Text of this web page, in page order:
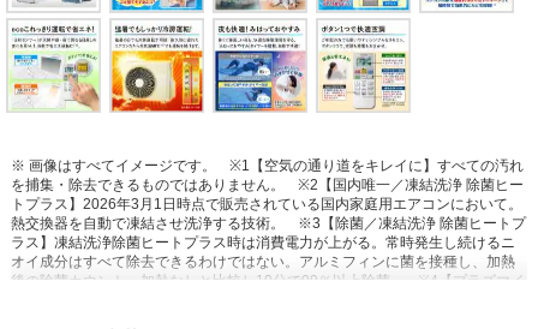
※ 画像はすべてイメージです。
※1【空気の通り道をキレイに】すべての汚れ
を捕集・除去できるものではありません。
※2【国内唯一／凍結洗浄 除菌ヒー
トプラス】2026年3月1日時点で販売されている国内家庭用エアコンにおいて。
熱交換器を自動で凍結させ洗浄する技術。
※3【除菌／凍結洗浄 除菌ヒートプ
ラス】凍結洗浄除菌ヒートプラス時は消費電力が上がる。常時発生し続けるニ
オイ成分はすべて除去できるわけではない。アルミフィンに菌を接種し、加熱
後の除菌カウント。加熱なしと比較し10分で99％以上除菌。
※4【プラズマイ